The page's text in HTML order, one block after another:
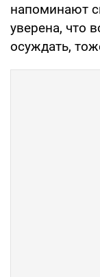
напоминают
уверена, что
осуждать,